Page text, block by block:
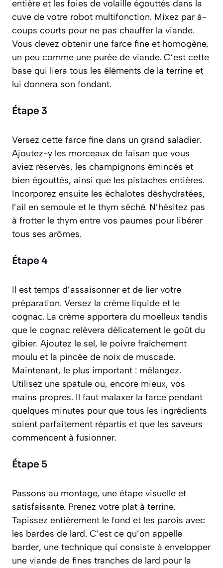
entière et les foies de volaille égouttés dans la
cuve de votre robot multifonction. Mixez par à-
coups courts pour ne pas chauffer la viande.
Vous devez obtenir une farce fine et homogène,
un peu comme une purée de viande. C’est cette
base qui liera tous les éléments de la terrine et
lui donnera son fondant.
Étape 3
Versez cette farce fine dans un grand saladier.
Ajoutez-y les morceaux de faisan que vous
aviez réservés, les champignons émincés et
bien égouttés, ainsi que les pistaches entières.
Incorporez ensuite les échalotes déshydratées,
l’ail en semoule et le thym séché. N’hésitez pas
à frotter le thym entre vos paumes pour libérer
tous ses arômes.
Étape 4
Il est temps d’assaisonner et de lier votre
préparation. Versez la crème liquide et le
cognac. La crème apportera du moelleux tandis
que le cognac relèvera délicatement le goût du
gibier. Ajoutez le sel, le poivre fraîchement
moulu et la pincée de noix de muscade.
Maintenant, le plus important : mélangez.
Utilisez une spatule ou, encore mieux, vos
mains propres. Il faut malaxer la farce pendant
quelques minutes pour que tous les ingrédients
soient parfaitement répartis et que les saveurs
commencent à fusionner.
Étape 5
Passons au montage, une étape visuelle et
satisfaisante. Prenez votre plat à terrine.
Tapissez entièrement le fond et les parois avec
les bardes de lard. C’est ce qu’on appelle
barder, une technique qui consiste à envelopper
une viande de fines tranches de lard pour la